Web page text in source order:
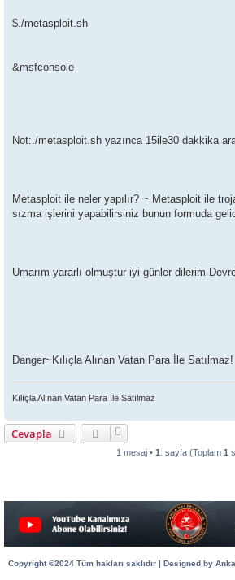
$./metasploit.sh
&msfconsole
Not:./metasploit.sh yazınca 15ile30 dakkika
Metasploit ile neler yapılır? ~ Metasploit ile
sızma işlerini yapabilirsiniz bunun formuda
Umarım yararlı olmuştur iyi günler dilerim
Danger~ Kılıçla Alınan Vatan Para İle Satılmaz!
Kılıçla Alınan Vatan Para İle Satılmaz
Cevapla
1 mesaj • 1 . sayfa (Toplam 1
Copyright ©2024 Tüm hakları saklıdır | Designed by